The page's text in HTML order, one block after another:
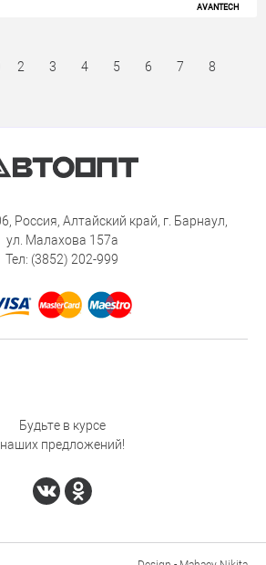
AVANTECH
2 3 4 5 6 7 8
Россия, Алтайский край, г. Барнаул,
ул. Малахова 157а
Тел: (3852) 202-999
Будьте в курсе
наших предложений!